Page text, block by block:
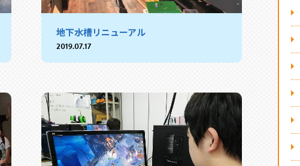
地下水槽リニューアル
2019.07.17